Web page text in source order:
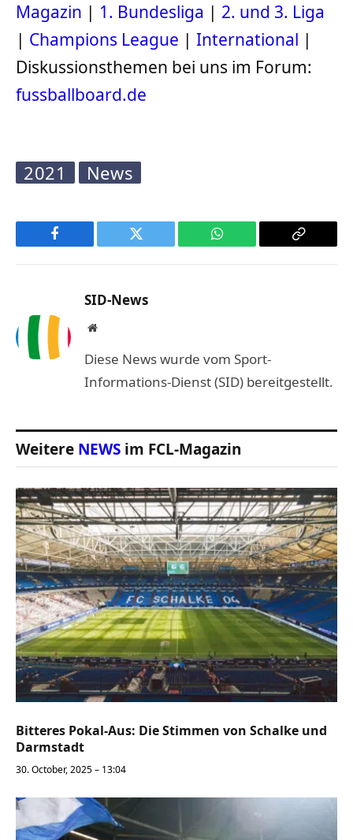
Magazin | 1. Bundesliga | 2. und 3. Liga
| Champions League | International |
Diskussionsthemen bei uns im Forum:
fussballboard.de
2021 News
Facebook Twitter WhatsApp
Copy
SID-News
Website
Diese News wurde vom Sport-
Informations-Dienst (SID) bereitgestellt.
Weitere NEWS im FCL-Magazin
Bitteres Pokal-Aus: Die Stimmen von Schalke und
Darmstadt
30. October, 2025 – 13:04